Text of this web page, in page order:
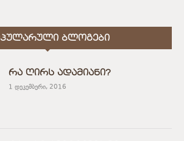
ᲑᲚᲝᲒᲔᲑᲘ
რა ღირს ადამიანი?
1 დეკემბერი, 2016